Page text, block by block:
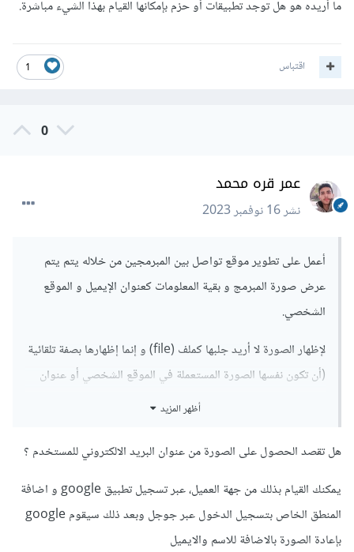
ما أريده هو هل توجد تطبيقات أو حزم بإمكانها القيام بهذا الشيء مباشرة.
1 اقتباس
0
عمر قره محمد
نشر16 نوفمبر 2023
أعمل على تطوير موقع تواصل بين المبرمجين من خلاله يتم يتم
عرض صورة المبرمج و بقية المعلومات كعنوان الإيميل و الموقع
الشخصي.
لإظهار الصورة لا أريد جلبها كملف (file) و إنما إظهارها بصفة تلقائية
(أن تكون نفسها الصورة المستعملة في الموقع الشخصي أو عنوان
بصفة تلقائية) لكن بعد أن تقوم بإنشاء حساب gravatar.
ما أريده هو هل توجد تطبيقات أو حزم بإمكانها القيام بهذا الشيء
مباشرة.
أظهر المزيد
هل تقصد الحصول على الصورة من عنوان البريد الالكتروني للمستخدم ؟
يمكنك القيام بذلك من جهة العميل، عبر تسجيل تطبيق google و اضافة
المنطق الخاص بتسجيل الدخول عبر جوجل وبعد ذلك سيقوم google
بإعادة الصورة بالاضافة للاسم والايميل